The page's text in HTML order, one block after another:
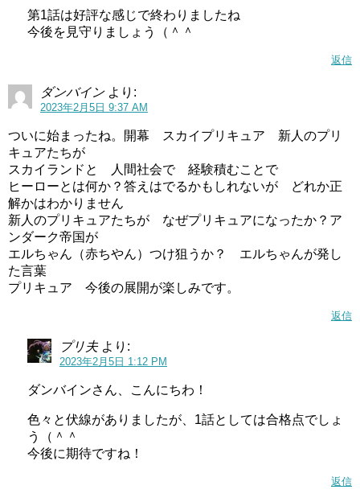
第1話は好評な感じで終わりましたね
今後を見守りましょう（＾＾
返信
ダンバイン より:
2023年2月5日 9:37 AM
ついに始まったね。開幕 スカイプリキュア 新人のプリ
キュアたちが
スカイランドと 人間社会で 経験積むことで
ヒーローとは何か？答えはでるかもしれないが どれか正
解かはわかりません
新人のプリキュアたちが なぜプリキュアになったか？ア
ンダーク帝国が
エルちゃん（赤ちやん）つけ狙うか？ エルちゃんが発し
た言葉
プリキュア 今後の展開が楽しみです。
返信
プリ夫 より:
2023年2月5日 1:12 PM
ダンバインさん、こんにちわ！
色々と伏線がありましたが、1話としては合格点でしょ
う（＾＾
今後に期待ですね！
返信